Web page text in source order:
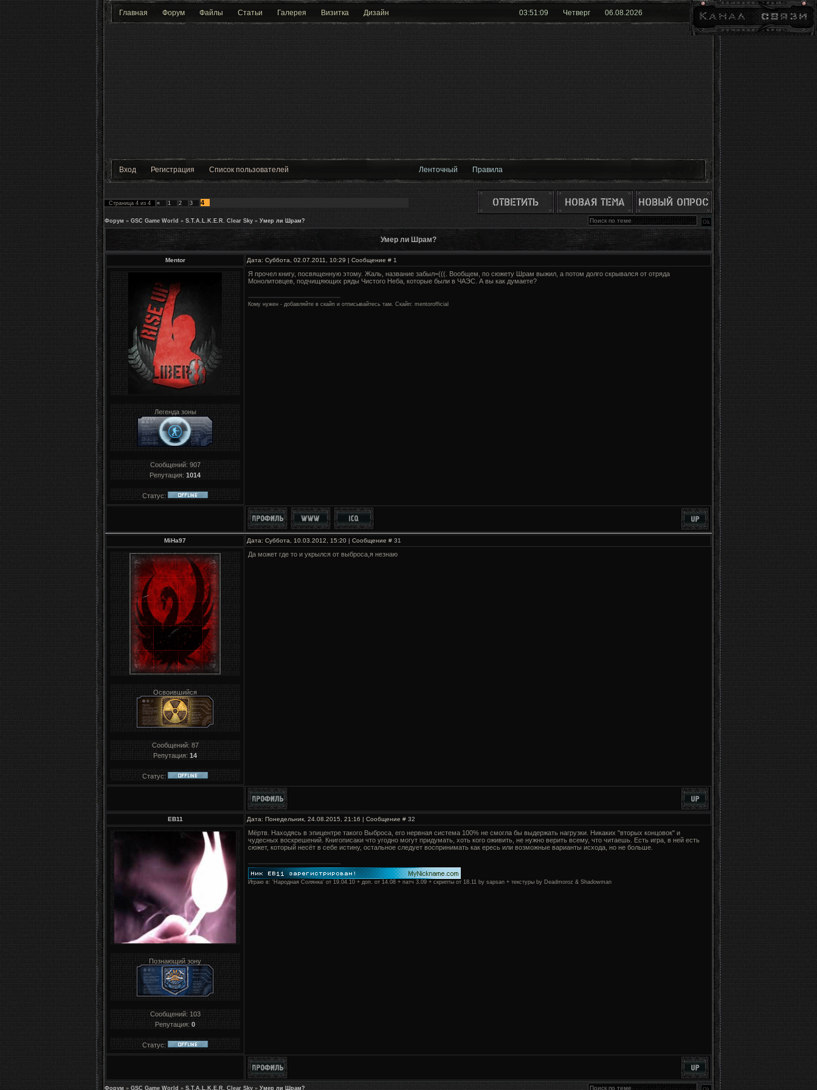
Главная Форум Файлы Статьи Галерея Визитка Дизайн 03:51:10 Четверг 06.08.2026
Вход Регистрация Список пользователей Ленточный Правила
Страница 4 из 4 « 1 2 3 4
Форум » GSC Game World » S.T.A.L.K.E.R. Clear Sky » Умер ли Шрам?
Умер ли Шрам?
Mentor Дата: Суббота, 02.07.2011, 10:29 | Сообщение # 1
Легенда зоны
Сообщений: 907
Репутация:1014
Статус:
Я прочел книгу, посвященную этому. Жаль, название забыл=(((. Вообщем, по сюжету Шрам выжил, а потом долго скрывался от отряда
Монолитовцев, подчищяющих ряды Чистого Неба, которые были в ЧАЭС. А вы как думаете?
Кому нужен - добавляйте в скайп и отписывайтесь там. Скайп: mentorofficial
MiHa97 Дата: Суббота, 10.03.2012, 15:20 | Сообщение # 31
Освоившийся
Сообщений: 87
Репутация: 14
Статус:
Да может где то и укрылся от выброса,я незнаю
EB11 Дата: Понедельник, 24.08.2015, 21:16 | Сообщение # 32
Познающий зону
Сообщений: 103
Репутация: 0
Статус:
Мёртв. Находясь в эпицентре такого Выброса, его нервная система 100% не смогла бы выдержать нагрузки. Никаких "вторых концовок" и
чудесных воскрешений. Книгописаки что угодно могут придумать, хоть кого оживить, не нужно верить всему, что читаешь. Есть игра, в ней есть
сюжет, который несёт в себе истину, остальное следует воспринимать как ересь или возможные варианты исхода, но не больше.
Играю в: 'Народная Солянка' от 19.04.10 + доп. от 14.08 + патч 3.09 + скрипты от 18.11 by sapsan + текстуры by Deadmoroz & Shadowman
Форум » GSC Game World » S.T.A.L.K.E.R. Clear Sky » Умер ли Шрам?